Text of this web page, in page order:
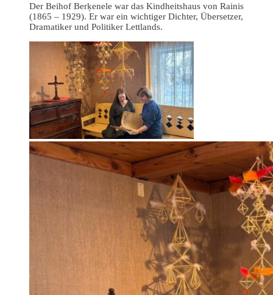
Der Beihof Berķenele war das Kindheitshaus von Rainis
(1865 – 1929). Er war ein wichtiger Dichter, Übersetzer,
Dramatiker und Politiker Lettlands.